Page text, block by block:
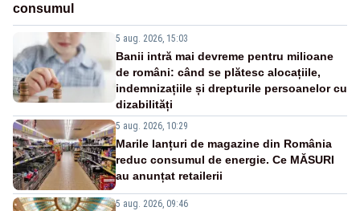
consumul
5 aug. 2026, 15:03
Banii intră mai devreme pentru milioane
de români: când se plătesc alocațiile,
indemnizațiile și drepturile persoanelor cu
dizabilități
5 aug. 2026, 10:29
Marile lanțuri de magazine din România
reduc consumul de energie. Ce MĂSURI
au anunțat retailerii
5 aug. 2026, 09:46